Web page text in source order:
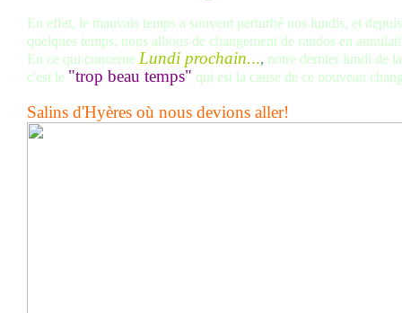
En effet, le mauvais temps a souvent perturbé nos lundis, et depuis
quelques temps, nous allions de changement de randos en
En ce qui concerne Lundi prochain..., notre dernier lundi de
c'est le "trop beau temps" qui est la cause de ce nouveau
Salins d'Hyères où nous devions aller!